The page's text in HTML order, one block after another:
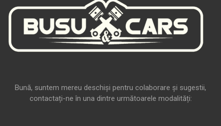
Bună, suntem mereu deschiși pentru colaborare și sugestii,
contactați-ne în una dintre următoarele modalități: